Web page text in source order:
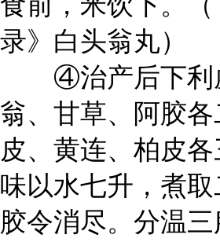
录》白头翁丸）
④治产后下利
翁、甘草、阿胶
皮、黄连、柏皮
味以水七升，煮
胶令消尽。分温